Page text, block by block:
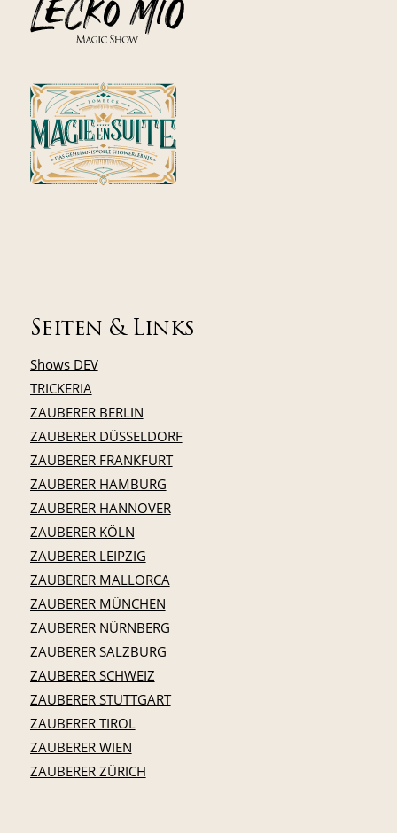
Seiten & Links
Shows DEV
TRICKERIA
ZAUBERER BERLIN
ZAUBERER DÜSSELDORF
ZAUBERER FRANKFURT
ZAUBERER HAMBURG
ZAUBERER HANNOVER
ZAUBERER KÖLN
ZAUBERER LEIPZIG
ZAUBERER MALLORCA
ZAUBERER MÜNCHEN
ZAUBERER NÜRNBERG
ZAUBERER SALZBURG
ZAUBERER SCHWEIZ
ZAUBERER STUTTGART
ZAUBERER TIROL
ZAUBERER WIEN
ZAUBERER ZÜRICH